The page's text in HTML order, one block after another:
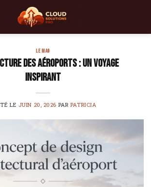
LE MAG
des aéroports : un voyage
inspirant
LE JUIN 20, 2026 PAR PATRICIA